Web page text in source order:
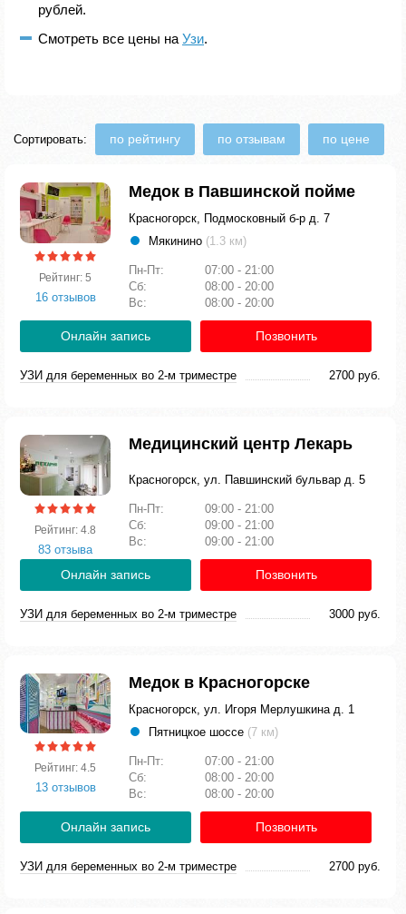
рублей.
Смотреть все цены на Узи.
Сортировать: по рейтингу по отзывам по цене
Рейтинг: 5
16 отзывов
Медок в Павшинской пойме
Красногорск, Подмосковный б-р д. 7
Мякинино (1.3 км)
Пн-Пт:
07:00 - 21:00
Сб:
08:00 - 20:00
Вс:
08:00 - 20:00
Онлайн запись Позвонить
УЗИ для беременных во 2-м триместре 2700 руб.
Рейтинг: 4.8
83 отзыва
Медицинский центр Лекарь
Красногорск, ул. Павшинский бульвар д. 5
Пн-Пт:
09:00 - 21:00
Сб:
09:00 - 21:00
Вс:
09:00 - 21:00
Онлайн запись Позвонить
УЗИ для беременных во 2-м триместре 3000 руб.
Рейтинг: 4.5
13 отзывов
Медок в Красногорске
Красногорск, ул. Игоря Мерлушкина д. 1
Пятницкое шоссе (7 км)
Пн-Пт:
07:00 - 21:00
Сб:
08:00 - 20:00
Вс:
08:00 - 20:00
Онлайн запись Позвонить
УЗИ для беременных во 2-м триместре 2700 руб.